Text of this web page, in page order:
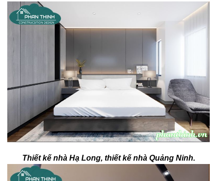
Thiết kế nhà Hạ Long, thiết kế nhà Quảng Ninh.